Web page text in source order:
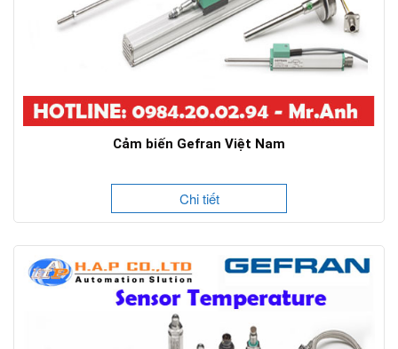
Cảm biến Gefran Việt Nam
Chi tiết